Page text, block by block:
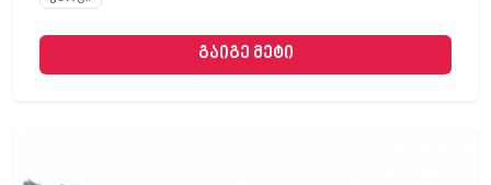
გაიგე მეტი